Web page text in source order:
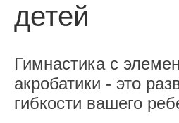
детей
Гимнастика с
акробатики - это
гибкости вашего